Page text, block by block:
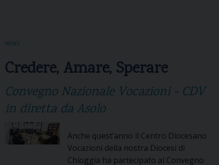
C
I
O
G
I
A
C
o
i
a
:
5
a
NEWS
Credere, Amare, Sperare
Convegno Nazionale Vocazioni - CDV
in diretta da Asolo
Anche quest’anno il Centro Diocesano
Vocazioni della nostra Diocesi di
Chioggia ha partecipato al Convegno